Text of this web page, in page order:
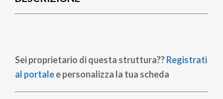
pane
Sei proprietario di questa struttura??Registrati
al portalee personalizza la tua scheda